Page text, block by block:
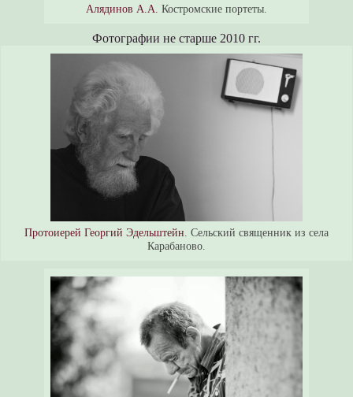
Алядинов А.А. Костромские портеты.
Фотографии не старше 2010 гг.
Протоиерей Георгий Эдельштейн . Сельский священник из села
Карабаново.